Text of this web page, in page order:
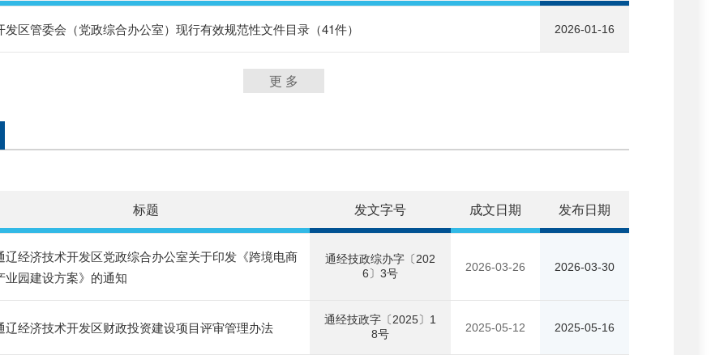
发区管委会（党政综合办公室）现行有效规范性文件目录（41件） 2026-01-16
更 多
标题 发文字号 成文日期 发布日期
辽经济技术开发区党政综合办公室关于印发《跨境电商
业园建设方案》的通知
通经技政综办字〔202
6〕3号
2026-03-26 2026-03-30
辽经济技术开发区财政投资建设项目评审管理办法
通经技政字〔2025〕1
8号
2025-05-12 2025-05-16